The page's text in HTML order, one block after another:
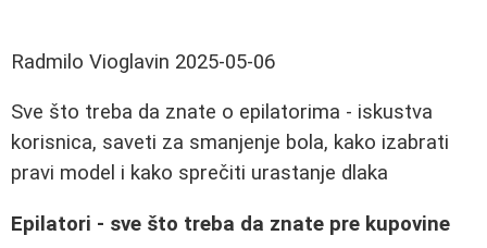
Radmilo Vioglavin 2025-05-06
Sve što treba da znate o epilatorima - iskustva
korisnica, saveti za smanjenje bola, kako izabrati
pravi model i kako sprečiti urastanje dlaka
Epilatori - sve što treba da znate pre kupovine